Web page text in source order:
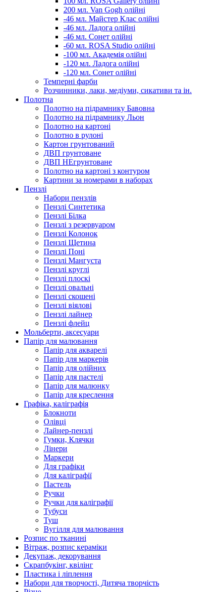
200 мл. Van Gogh олійні
-46 мл. Майстер Клас олійні
-46 мл. Ладога олійні
-46 мл. Сонет олійні
-60 мл. ROSA Studio олійні
-100 мл. Академія олійні
-120 мл. Ладога олійні
-120 мл. Сонет олійні
Темперні фарби
Розчинники, лаки, медіуми, сикативи та ін.
Полотна
Полотно на підрамнику Бавовна
Полотно на підрамнику Льон
Полотно на картоні
Полотно в рулоні
Картон грунтований
ДВП грунтоване
ДВП НЕгрунтоване
Полотно на картоні з контуром
Картини за номерами в наборах
Пензлі
Набори пензлів
Пензлі Синтетика
Пензлі Білка
Пензлі з резервуаром
Пензлі Колонок
Пензлі Щетина
Пензлі Поні
Пензлі Мангуста
Пензлі круглі
Пензлі плоскі
Пензлі овальні
Пензлі скошені
Пензлі віялові
Пензлі лайнер
Пензлі флейц
Мольберти, аксесуари
Папір для малювання
Папір для акварелі
Папір для маркерів
Папір для олійних
Папір для пастелі
Папір для малюнку
Папір для креслення
Графіка, каліграфія
Блокноти
Олівці
Лайнер-пензлі
Гумки, Клячки
Лінери
Маркери
Для графіки
Для каліграфії
Пастель
Ручки
Ручки для каліграфії
Тубуси
Туш
Вугілля для малювання
Розпис по тканині
Вітраж, розпис кераміки
Декупаж, декорування
Скрапбукінг, квілінг
Пластика і ліплення
Набори для творчості, Дитяча творчість